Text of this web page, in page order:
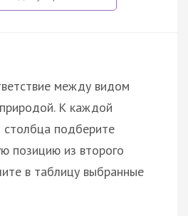
между видом
К каждой
столбца подберите
позицию из второго
в таблицу выбранные